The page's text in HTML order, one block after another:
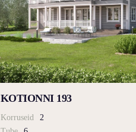
KOTIONNI 193
Korruseid
2